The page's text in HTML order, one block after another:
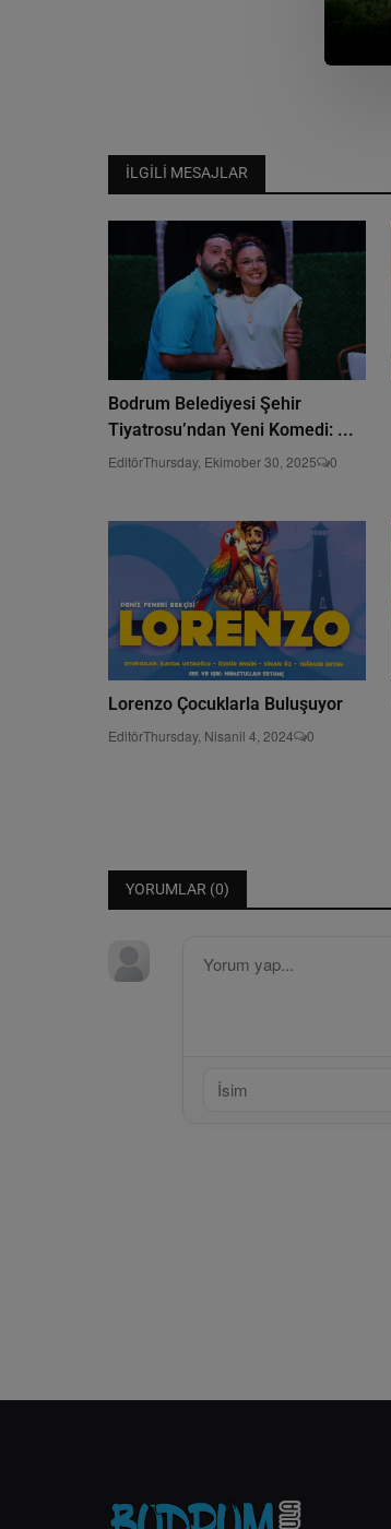
İLGILI MESAJLAR
Bodrum Belediyesi Şehir
Tiyatrosu’ndan Yeni Komedi: ...
EditörThursday, Ekimober 30, 2025 0
Lorenzo Çocuklarla Buluşuyor
EditörThursday, Nisanil 4, 2024 0
YORUMLAR (0)